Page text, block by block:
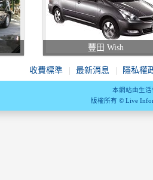
豐田 Wish
收費標準 最新消息 隱私權
本網站由生
版權所有 © Live